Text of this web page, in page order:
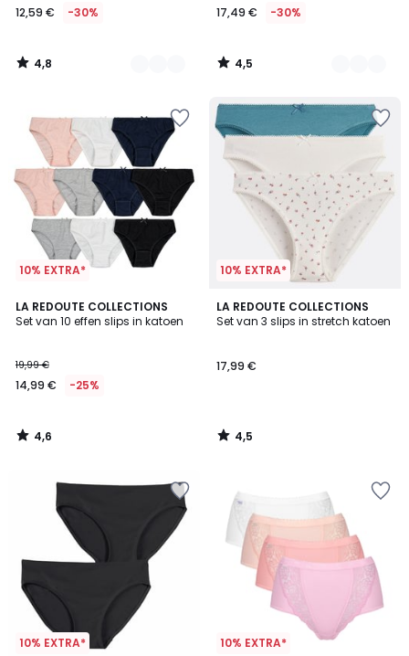
12,59 € -30%
4,8
/
17,49 € -30%
4,5
/
10% EXTRA*
LA REDOUTE COLLECTIONS
Set van 10 effen slips in katoen
19,99 €
14,99 € -25%
4,6
/ 5
4,6
/
10% EXTRA*
LA REDOUTE COLLECTIONS
Set van 3 slips in stretch katoen
17,99 €
4,5
/ 5
4,5
/
10% EXTRA* 10% EXTRA*